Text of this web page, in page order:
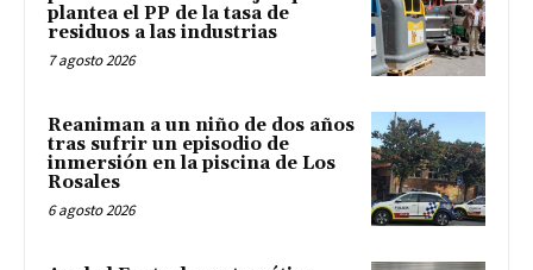
plantea el PP de la tasa de
residuos a las industrias
7 agosto 2026
Reaniman a un niño de dos años
tras sufrir un episodio de
inmersión en la piscina de Los
Rosales
6 agosto 2026